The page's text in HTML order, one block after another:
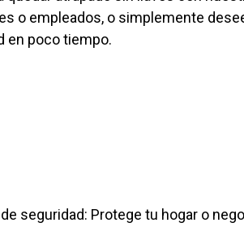
o empleados, o simplemente
en poco tiempo.
seguridad: Protege tu hogar o